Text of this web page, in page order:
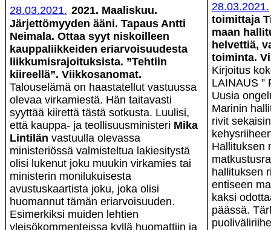
28.03.2021. 2021. Maaliskuu.
Järjettömyyden ääni. Tapaus Antti
Neimala. Ottaa syyt niskoilleen
kauppaliikkeiden eriarvoisuudesta
liikkumisrajoituksista. ”Tehtiin
kiireellä”. Viikkosanomat.
Talouselämä on haastatellut vastuussa
olevaa virkamiestä. Hän taitavasti
syyttää kiirettä tästä sotkusta. Luulisi,
että kauppa- ja teollisuusministeri Mika
Lintilän vastuulla olevassa
ministeriössä valmisteltua lakiesitystä
olisi lukenut joku muukin virkamies tai
ministerin monilukuisesta
avustuskaartista joku, joka olisi
huomannut tämän eriarvoisuuden.
Esimerkiksi muiden lehtien
yleisökommenteissa kyllä huomattiin ja
28.03.2021.
toimittaja
maan
helvettiä,
toiminta.
Kirjoitus
LAINAUS ”
Uusia
Marinin
rivit
Hallituksen
hallituksen
entiseen
kaksi
päässä.